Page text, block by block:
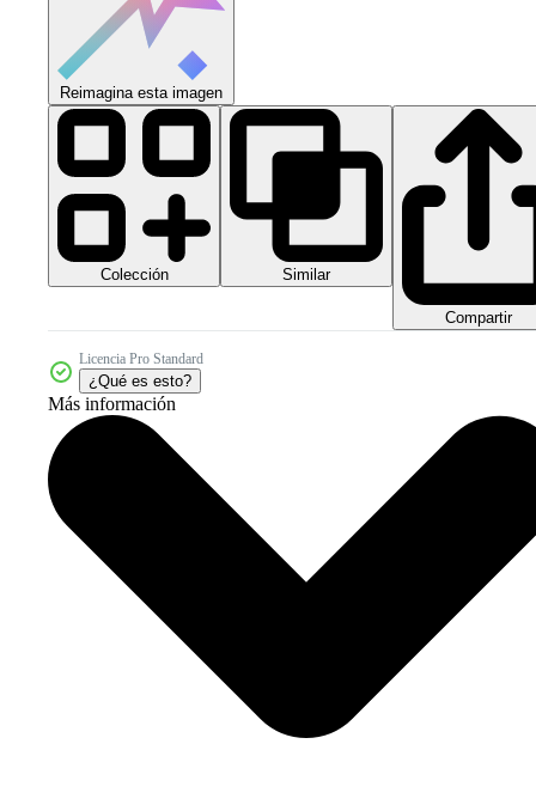
Reimagina esta imagen
Colección Similar
Compartir
Licencia Pro Standard
¿Qué es esto?
Más información